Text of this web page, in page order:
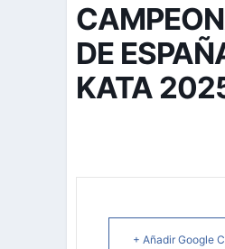
DE
KATA
+ Añadir Google